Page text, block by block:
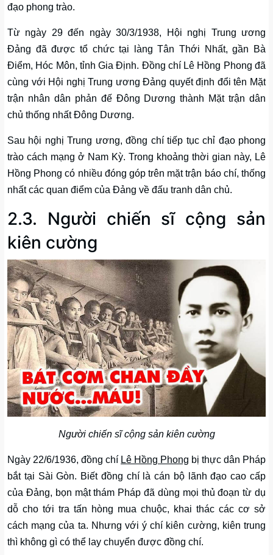
đạo phong trào.
Từ ngày 29 đến ngày 30/3/1938, Hội nghị Trung ương
Đảng đã được tổ chức tại làng Tân Thới Nhất, gần Bà
Điểm, Hóc Môn, tỉnh Gia Định. Đồng chí Lê Hồng Phong đã
cùng với Hội nghị Trung ương Đảng quyết định đổi tên Mặt
trận nhân dân phản đế Đông Dương thành Mặt trận dân
chủ thống nhất Đông Dương.
Sau hội nghị Trung ương, đồng chí tiếp tục chỉ đạo phong
trào cách mạng ở Nam Kỳ. Trong khoảng thời gian này, Lê
Hồng Phong có nhiều đóng góp trên mặt trận báo chí, thống
nhất các quan điểm của Đảng về đấu tranh dân chủ.
2.3. Người chiến sĩ cộng sản
kiên cường
Người chiến sĩ cộng sản kiên cường
Ngày 22/6/1936, đồng chí Lê Hồng Phong bị thực dân Pháp
bắt tại Sài Gòn. Biết đồng chí là cán bộ lãnh đạo cao cấp
của Đảng, bọn mật thám Pháp đã dùng mọi thủ đoạn từ dụ
dỗ cho tới tra tấn hòng mua chuộc, khai thác các cơ sở
cách mạng của ta. Nhưng với ý chí kiên cường, kiên trung
thì không gì có thể lay chuyển được đồng chí.